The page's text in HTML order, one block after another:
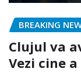
BREAKING
Clujul va
Vezi cine